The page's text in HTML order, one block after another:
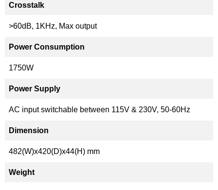
Crosstalk
>60dB, 1KHz, Max output
Power Consumption
1750W
Power Supply
AC input switchable between 115V & 230V, 50-60Hz
Dimension
482(W)x420(D)x44(H) mm
Weight